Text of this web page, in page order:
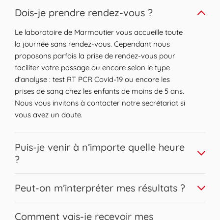
Dois-je prendre rendez-vous ?
Expand or collapse answer
Le laboratoire de Marmoutier vous accueille toute
la journée sans rendez-vous. Cependant nous
proposons parfois la prise de rendez-vous pour
faciliter votre passage ou encore selon le type
d’analyse : test RT PCR Covid-19 ou encore les
prises de sang chez les enfants de moins de 5 ans.
Nous vous invitons à contacter notre secrétariat si
vous avez un doute.
Puis-je venir à n’importe quelle heure
?
Expand or collapse answer
Les prises de sang peuvent être réalisées pour la
plupart sans contrainte horaire en respectant les
conditions de jeûne éventuelles. Afin d’assurer une
Peut-on m’interpréter mes résultats ?
Expand or collapse answer
Comment vais-je recevoir mes
Expand or collapse answer